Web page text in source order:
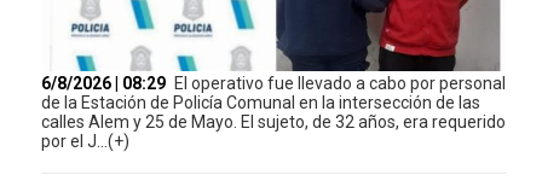
6/8/2026 | 08:29 El operativo fue llevado a cabo por personal
de la Estación de Policía Comunal en la intersección de las
calles Alem y 25 de Mayo. El sujeto, de 32 años, era requerido
por el J...(+)